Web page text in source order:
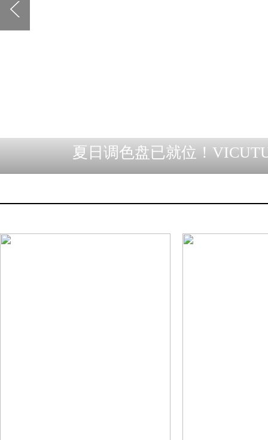
夏日调色盘已就位！